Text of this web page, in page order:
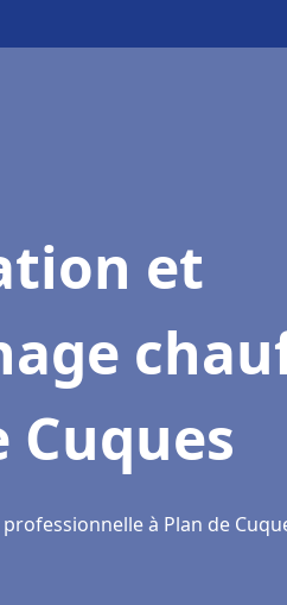
et
Cuques
à Plan de